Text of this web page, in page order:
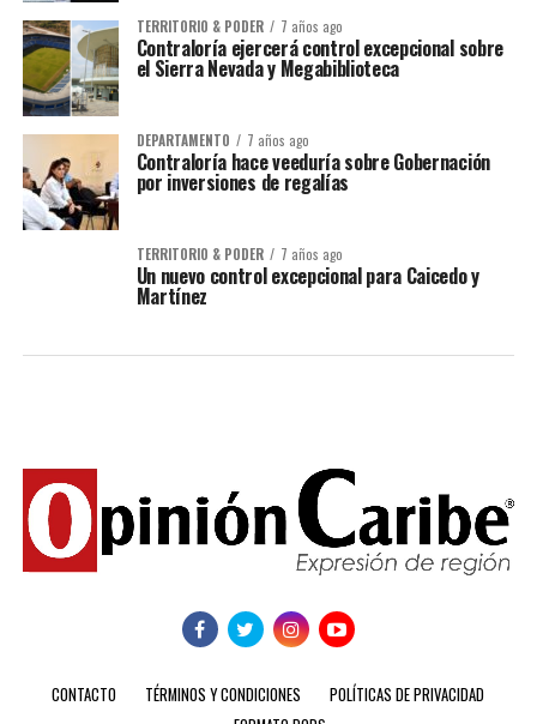
TERRITORIO & PODER 7 años ago
Contraloría ejercerá control excepcional sobre
el Sierra Nevada y Megabiblioteca
DEPARTAMENTO 7 años ago
Contraloría hace veeduría sobre Gobernación
por inversiones de regalías
TERRITORIO & PODER 7 años ago
Un nuevo control excepcional para Caicedo y
Martínez
CONTACTO TÉRMINOS Y CONDICIONES
POLÍTICAS DE PRIVACIDAD